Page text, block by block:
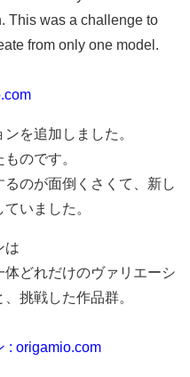
This was a challenge to
from only one model.
を追加しました。
のです。
のが面倒くさくて、新し
いました。
は
どれだけのヴァリエーシ
挑戦した作品群。
: origamio.com